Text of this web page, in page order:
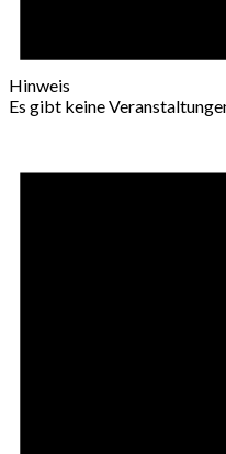
Hinweis
Es gibt keine